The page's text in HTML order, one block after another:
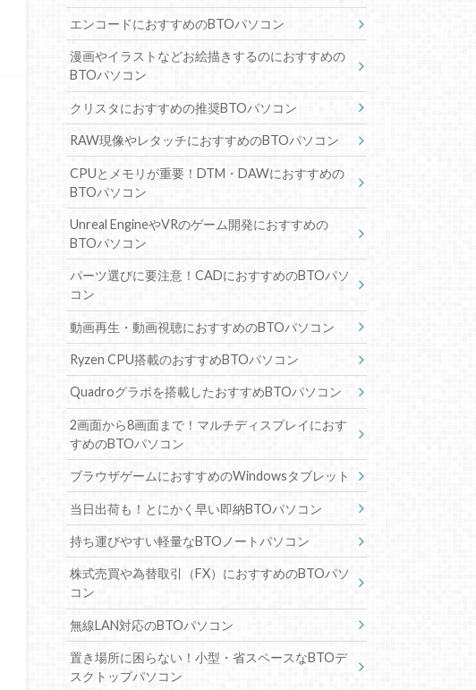
エンコードにおすすめのBTOパソコン
漫画やイラストなどお絵描きするのにおすすめの
BTOパソコン
クリスタにおすすめの推奨BTOパソコン
RAW現像やレタッチにおすすめのBTOパソコン
CPUとメモリが重要！DTM・DAWにおすすめの
BTOパソコン
Unreal EngineやVRのゲーム開発におすすめの
BTOパソコン
パーツ選びに要注意！CADにおすすめのBTOパソ
コン
動画再生・動画視聴におすすめのBTOパソコン
Ryzen CPU搭載のおすすめBTOパソコン
Quadroグラボを搭載したおすすめBTOパソコン
2画面から8画面まで！マルチディスプレイにおす
すめのBTOパソコン
ブラウザゲームにおすすめのWindowsタブレット
当日出荷も！とにかく早い即納BTOパソコン
持ち運びやすい軽量なBTOノートパソコン
株式売買や為替取引（FX）におすすめのBTOパソ
コン
無線LAN対応のBTOパソコン
置き場所に困らない！小型・省スペースなBTOデ
スクトップパソコン